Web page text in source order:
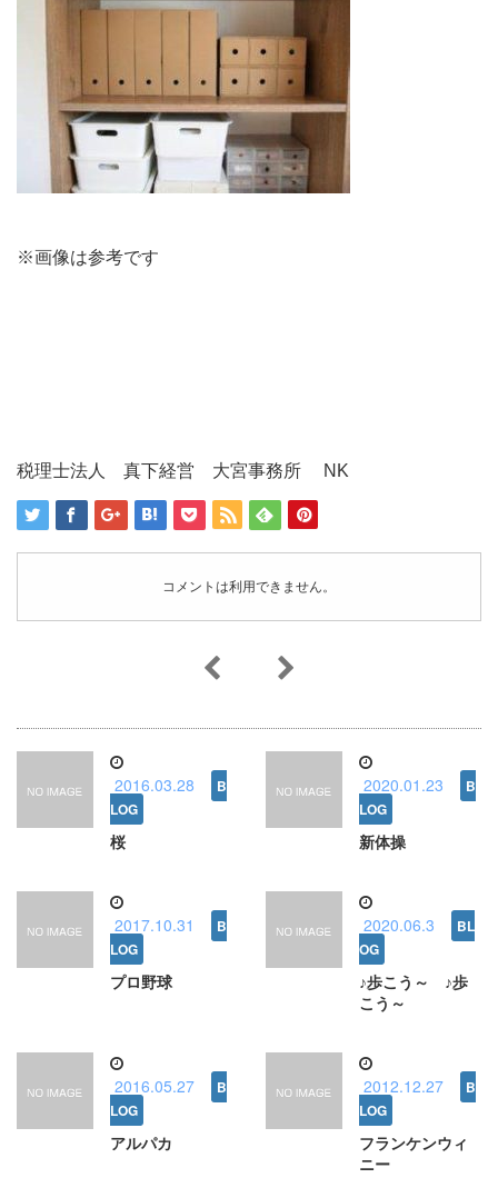
※画像は参考です
税理士法人 真下経営 大宮事務所 NK
コメントは利用できません。
2016.03.28
桜
2020.01.23
新体操
2017.10.31
プロ野球
2020.06.3
♪歩こう～ ♪歩
こう～
2016.05.27
アルパカ
2012.12.27
フランケンウィ
ニー